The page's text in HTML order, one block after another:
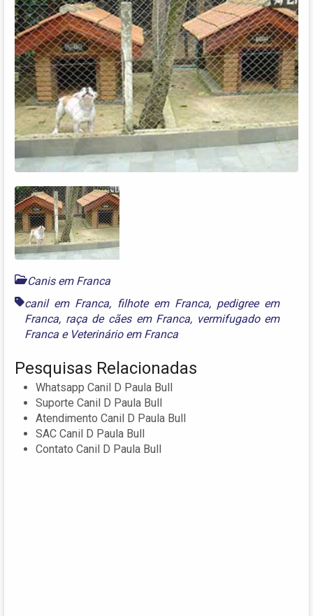
Canis em Franca
canil em Franca, filhote em Franca, pedigree em
Franca, raça de cães em Franca, vermifugado em
Franca e Veterinário em Franca
Pesquisas Relacionadas
Whatsapp Canil D Paula Bull
Suporte Canil D Paula Bull
Atendimento Canil D Paula Bull
SAC Canil D Paula Bull
Contato Canil D Paula Bull